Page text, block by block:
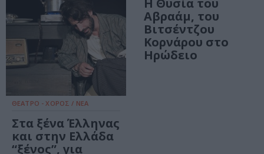
ΘΕΑΤΡΟ - ΧΟΡΟΣ / ΝΕΑ
Στα ξένα Έλληνας
και στην Ελλάδα
“ξένος”, για
Η Θυσία του
Αβραάμ, του
Βιτσέντζου
Κορνάρου στο
Ηρώδειο